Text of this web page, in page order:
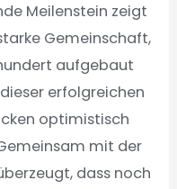
Meilenstein zeigt
Gemeinschaft,
aufgebaut
erfolgreichen
optimistisch
mit der
dass noch